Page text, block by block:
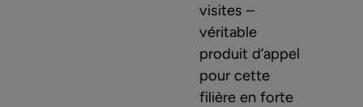
visites –
véritable
produit d’appel
pour cette
filière en forte